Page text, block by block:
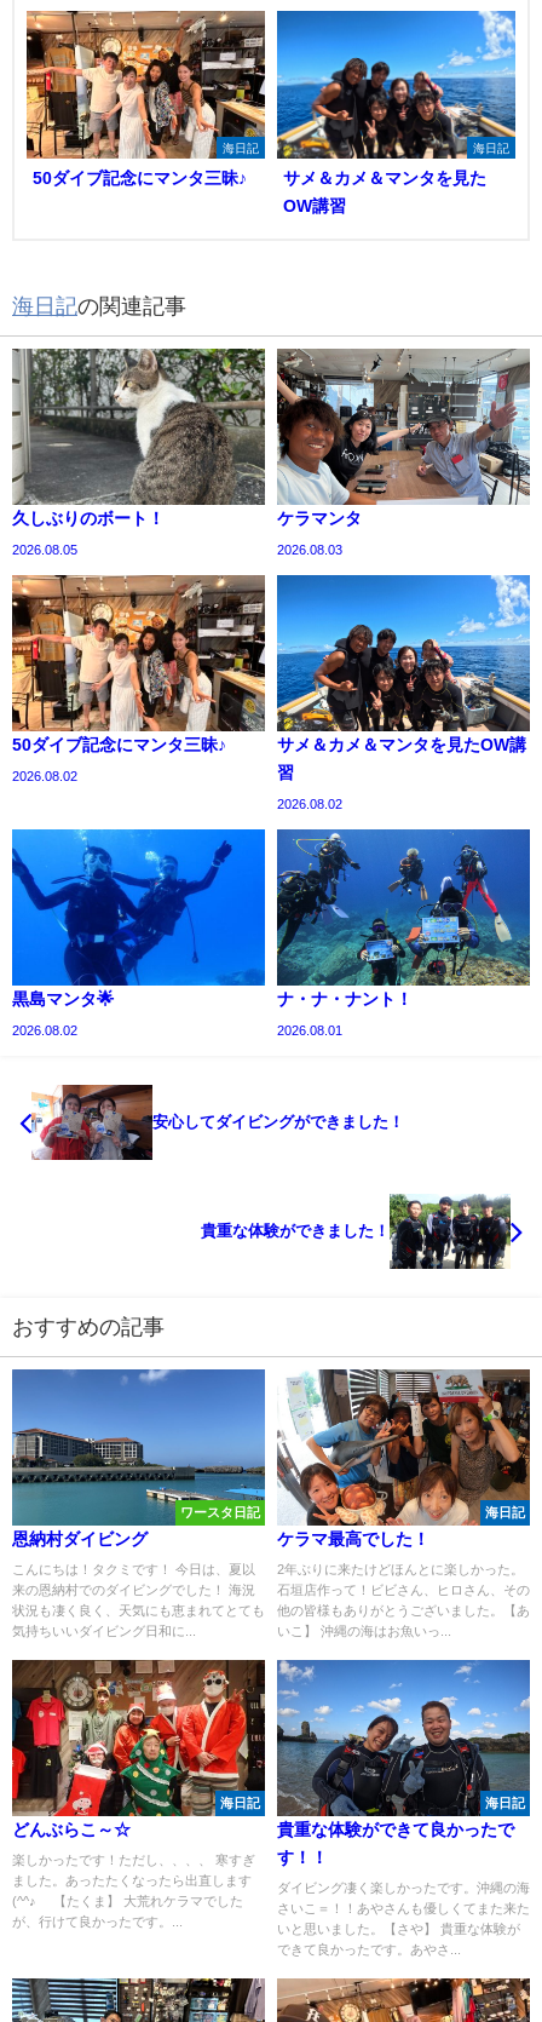
海日記
50ダイブ記念にマンタ三昧♪
海日記
サメ＆カメ＆マンタを見た
OW講習
海日記の関連記事
久しぶりのボート！
2026.08.05
ケラマンタ
2026.08.03
50ダイブ記念にマンタ三昧♪
2026.08.02
サメ＆カメ＆マンタを見たOW講
習
2026.08.02
黒島マンタ🌟
2026.08.02
ナ・ナ・ナント！
2026.08.01
安心してダイビングができました！
貴重な体験ができました！
おすすめの記事
ワースタ日記
恩納村ダイビング
こんにちは！タクミです！ 今日は、夏以
来の恩納村でのダイビングでした！ 海況
状況も凄く良く、天気にも恵まれてとても
気持ちいいダイビング日和に...
海日記
ケラマ最高でした！
2年ぶりに来たけどほんとに楽しかった。
石垣店作って！ビビさん、ヒロさん、その
他の皆様もありがとうございました。【あ
いこ】 沖縄の海はお魚いっ...
海日記
どんぶらこ～☆
楽しかったです！ただし、、、、 寒すぎ
ました。あったたくなったら出直します
(^^♪ 【たくま】 大荒れケラマでした
が、行けて良かったです。...
海日記
貴重な体験ができて良かったで
す！！
ダイビング凄く楽しかったです。沖縄の海
さいこ＝！！あやさんも優しくてまた来た
いと思いました。【さや】 貴重な体験が
できて良かったです。あやさ...